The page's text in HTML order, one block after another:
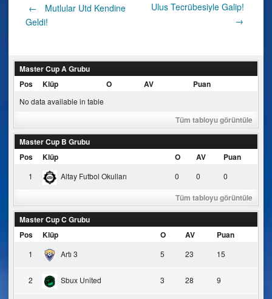
Post
←
Mutlular Utd Kendine
Geldi!
Ulus Tecrübesiyle Galip!
→
Master Cup A Grubu
Pos
Klüp O AV Puan
No data available in table
Tüm tabloyu görüntüle
Master Cup B Grubu
Pos
Klüp O AV Puan
1 Altay Futbol Okulları 0 0 0
Tüm tabloyu görüntüle
Master Cup C Grubu
Pos
Klüp O AV Puan
1 Artı 3 5 23 15
2 Sbux United 3 28 9